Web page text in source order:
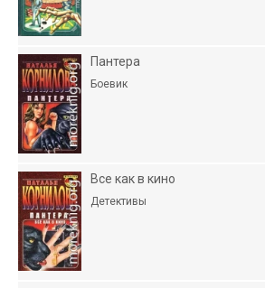
Пантера
Боевик
Все как в кино
Детективы